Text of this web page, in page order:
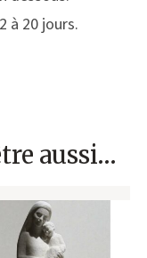
à 20 jours.
aussi…